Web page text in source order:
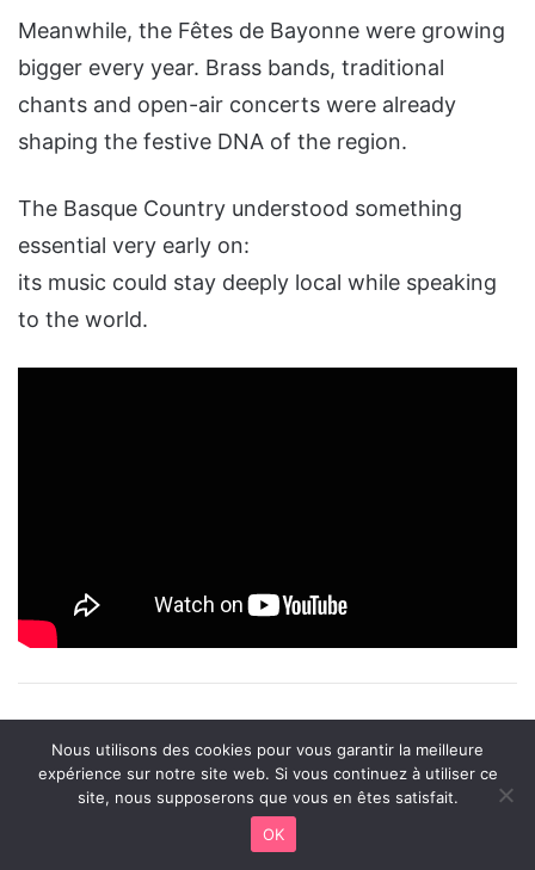
Meanwhile, the Fêtes de Bayonne were growing
bigger every year. Brass bands, traditional
chants and open-air concerts were already
shaping the festive DNA of the region.
The Basque Country understood something
essential very early on:
its music could stay deeply local while speaking
to the world.
The 1980s: Surf
Culture, Alternative
Nous utilisons des cookies pour vous garantir la meilleure
expérience sur notre site web. Si vous continuez à utiliser ce
site, nous supposerons que vous en êtes satisfait.
OK